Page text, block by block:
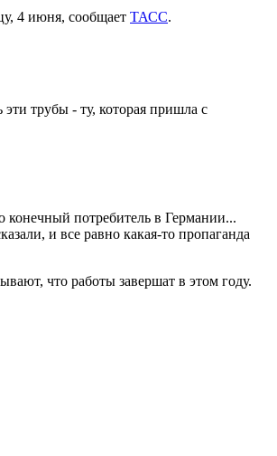
4 июня, сообщает ТАСС.
трубы - ту, которая пришла с
конечный потребитель в Германии...
и все равно какая-то пропаганда
что работы завершат в этом году.